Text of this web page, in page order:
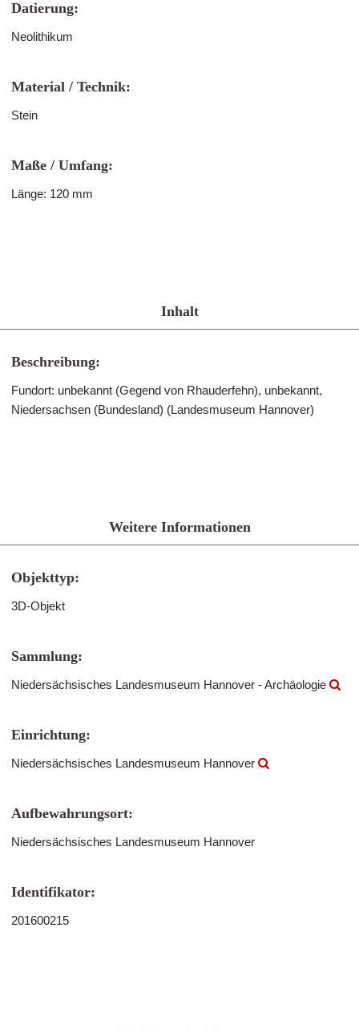
Datierung:
Neolithikum
Material / Technik:
Stein
Maße / Umfang:
Länge: 120 mm
Inhalt
Beschreibung:
Fundort: unbekannt (Gegend von Rhauderfehn), unbekannt,
Niedersachsen (Bundesland) (Landesmuseum Hannover)
Weitere Informationen
Objekttyp:
3D-Objekt
Sammlung:
Niedersächsisches Landesmuseum Hannover - Archäologie
Einrichtung:
Niedersächsisches Landesmuseum Hannover
Aufbewahrungsort:
Niedersächsisches Landesmuseum Hannover
Identifikator:
201600215